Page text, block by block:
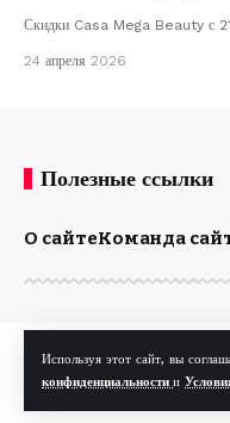
Используя этот сайт, вы
конфиденциальности и
Скидки Casa Mega Beauty с
24 апреля 2026
Полезные ссылки
О сайтеКоманда
©